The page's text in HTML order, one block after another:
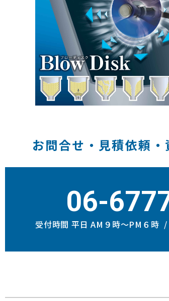
お問合せ・見積依頼
06-
受付時間 平日 AM９時〜PM６時